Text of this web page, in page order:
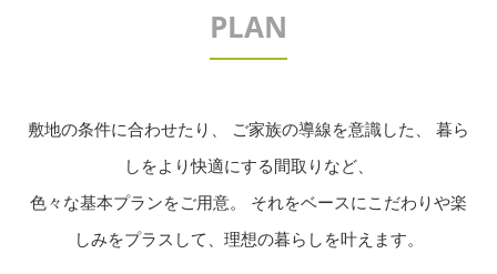
PLAN
敷地の条件に合わせたり、 ご家族の導線を意識した、 暮ら
しをより快適にする間取りなど、
色々な基本プランをご用意。 それをベースにこだわりや楽
しみをプラスして、理想の暮らしを叶えます。